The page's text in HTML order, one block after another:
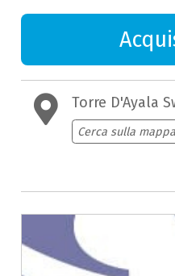
Torre D'Ayala
Cerca sulla mappa